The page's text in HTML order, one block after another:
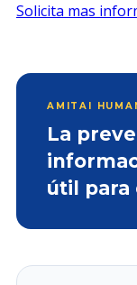
Solicita mas
AMITAI
La
útil para